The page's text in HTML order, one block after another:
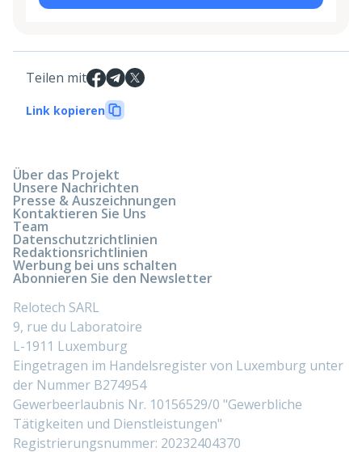
Teilen mit
Link kopieren
Über das Projekt
Unsere Nachrichten
Presse & Auszeichnungen
Kontaktieren Sie Uns
Team
Datenschutzrichtlinien
Redaktionsrichtlinien
Werbung bei uns schalten
Abonnieren Sie den Newsletter
Relotech SARL
9, rue du Laboratoire
L-1911 Luxemburg
Eingetragen im Handelsregister von Luxemburg unter
der Nummer B274954
Gewerbeerlaubnis Nr. 10156529/0 "Gewerbliche
Tätigkeiten und Dienstleistungen"
Registrierungsnummer: 20232404370